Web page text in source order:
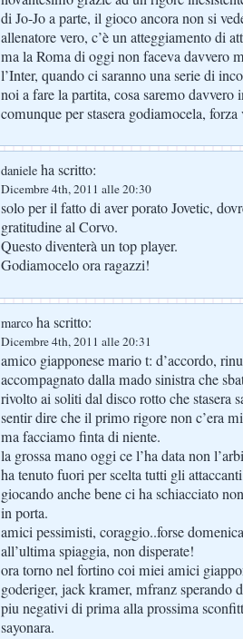
di Jo-Jo a parte, il gioco ancora non si
allenatore vero, c’è un atteggiamento di
ma la Roma di oggi non faceva davvero
l’Inter, quando ci saranno una serie di
noi a fare la partita, cosa saremo davvero
comunque per stasera godiamocela,
daniele ha scritto:
Dicembre 4th, 2011 alle 20:30
solo per il fatto di aver porato Jovetic,
gratitudine al Corvo.
Questo diventerà un top player.
Godiamocelo ora ragazzi!
marco ha scritto:
Dicembre 4th, 2011 alle 20:31
amico giapponese mario t: d’accordo,
accompagnato dalla mado sinistra che
rivolto ai soliti dal disco rotto che stasera
sentir dire che il primo rigore non c’era
ma facciamo finta di niente.
la grossa mano oggi ce l’ha data non
ha tenuto fuori per scelta tutti gli
giocando anche bene ci ha schiacciato
in porta.
amici pessimisti, coraggio..forse
all’ultima spiaggia, non disperate!
ora torno nel fortino coi miei amici
goderiger, jack kramer, mfranz sperando
piu negativi di prima alla prossima
sayonara.